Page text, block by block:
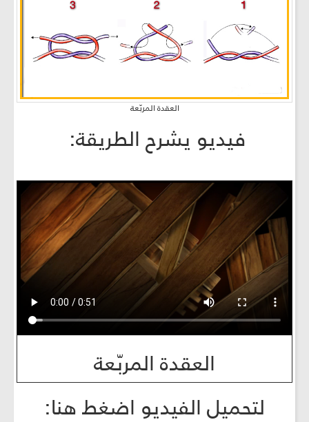
العقدة المربّعة​​​​​
فيديو يشرح الطريقة:
العقدة المربّعة​​​​​
لتحميل الفيديو اضغط هنا: